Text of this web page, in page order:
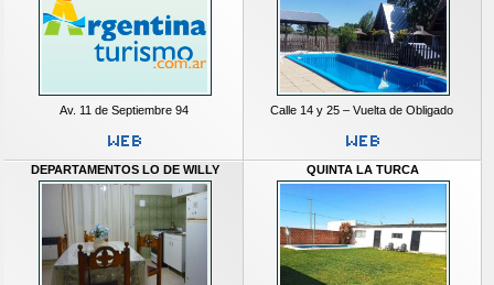
Av. 11 de Septiembre 94 Calle 14 y 25 – Vuelta de Obligado
DEPARTAMENTOS LO DE WILLY QUINTA LA TURCA